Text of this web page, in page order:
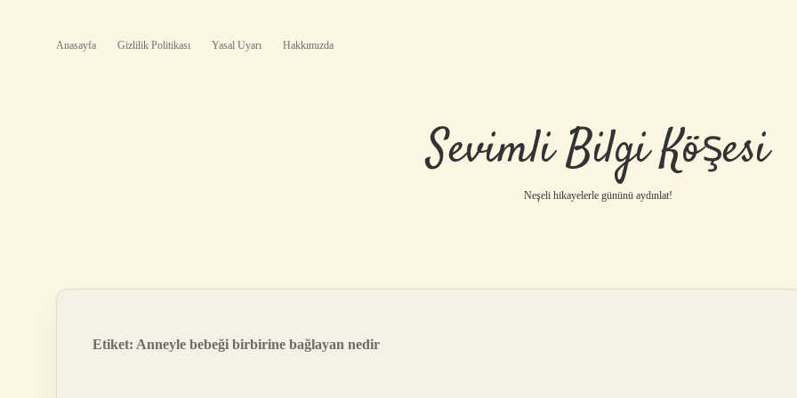
Anasayfa Gizlilik Politikası Yasal Uyarı Hakkımızda
Sevimli Bilgi Köşesi
Neşeli hikayelerle gününü aydınlat!
Etiket: Anneyle bebeği birbirine bağlayan nedir